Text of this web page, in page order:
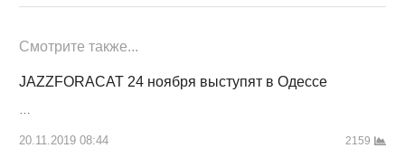
Смотрите также...
JAZZFORACAT 24 ноября выступят в Одессе
20.11.2019 08:44 2159